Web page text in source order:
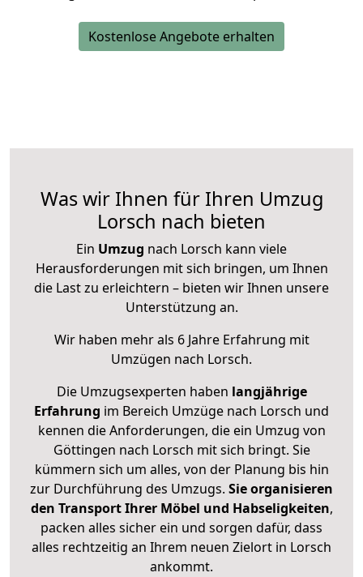
Kostenlose Angebote erhalten
Was wir Ihnen für Ihren Umzug
Lorsch nach bieten
Ein Umzug nach Lorsch kann viele
Herausforderungen mit sich bringen, um Ihnen
die Last zu erleichtern – bieten wir Ihnen unsere
Unterstützung an.
Wir haben mehr als 6 Jahre Erfahrung mit
Umzügen nach Lorsch.
Die Umzugsexperten haben langjährige
Erfahrung im Bereich Umzüge nach Lorsch und
kennen die Anforderungen, die ein Umzug von
Göttingen nach Lorsch mit sich bringt. Sie
kümmern sich um alles, von der Planung bis hin
zur Durchführung des Umzugs. Sie organisieren
den Transport Ihrer Möbel und Habseligkeiten,
packen alles sicher ein und sorgen dafür, dass
alles rechtzeitig an Ihrem neuen Zielort in Lorsch
ankommt.